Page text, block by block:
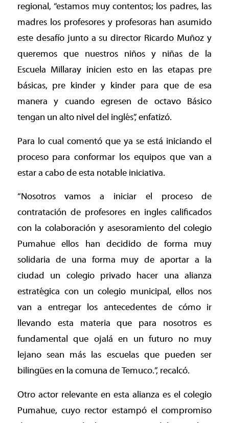
regional, “estamos muy contentos; los padres, las
madres los profesores y profesoras han asumido
este desafío junto a su director Ricardo Muñoz y
queremos que nuestros niños y niñas de la
Escuela Millaray inicien esto en las etapas pre
básicas, pre kinder y kinder para que de esa
manera y cuando egresen de octavo Básico
tengan un alto nivel del inglés”, enfatizó.
Para lo cual comentó que ya se está iniciando el
proceso para conformar los equipos que van a
estar a cabo de esta notable iniciativa.
“Nosotros vamos a iniciar el proceso de
contratación de profesores en ingles calificados
con la colaboración y asesoramiento del colegio
Pumahue ellos han decidido de forma muy
solidaria de una forma muy de aportar a la
ciudad un colegio privado hacer una alianza
estratégica con un colegio municipal, ellos nos
van a entregar los antecedentes de cómo ir
llevando esta materia que para nosotros es
fundamental que ojalá en un futuro no muy
lejano sean más las escuelas que pueden ser
bilingües en la comuna de Temuco.”, recalcó.
Otro actor relevante en esta alianza es el colegio
Pumahue, cuyo rector estampó el compromiso